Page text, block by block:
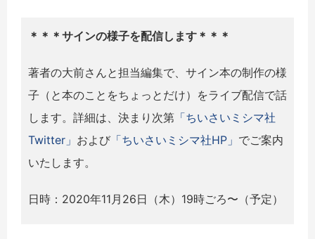
＊＊＊サインの様子を配信します＊＊＊
著者の大前さんと担当編集で、サイン本の制作の様
子（と本のことをちょっとだけ）をライブ配信で話
します。詳細は、決まり次第 「ちいさいミシマ社
Twitter」 および 「ちいさいミシマ社HP」 でご案内
いたします。
日時：2020年11月26日（木）19時ごろ〜（予定）